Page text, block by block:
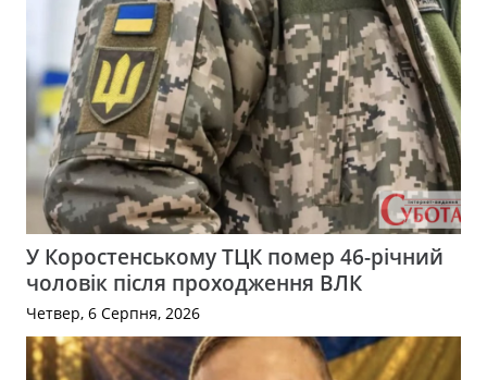
У Коростенському ТЦК помер 46-річний
чоловік після проходження ВЛК
Четвер, 6 Серпня, 2026